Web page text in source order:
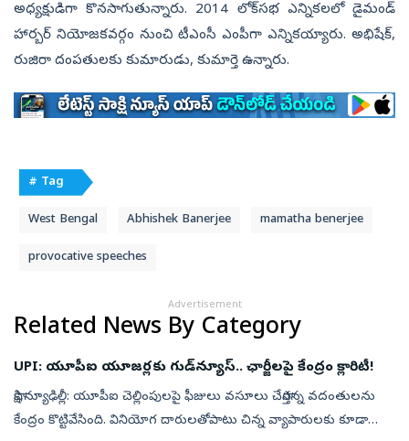
అధ్యక్షుడిగా కొన‌సాగుతున్నారు. 2014 లోక్‌సభ ఎన్నికలలో డైమండ్
హార్బర్ నియోజకవర్గం నుంచి టీఎంసీ ఎంపీగా ఎన్నిక‌య్యారు. అభిషేక్‌,
రుజిరా దంప‌తుల‌కు కుమారుడు, కుమార్తె ఉన్నారు.
# Tag
West Bengal Abhishek Banerjee mamatha benerjee
provocative speeches
Advertisement
Related News By Category
UPI: యూపీఐ యూజర్లకు గుడ్‌న్యూస్.. ఛార్జీలపై కేంద్రం క్లారిటీ!
సాక్షి,న్యూఢిల్లీ: యూపీఐ చెల్లింపులపై ఫీజులు వసూలు చేస్తారన్న వదంతులను
కేంద్రం కొట్టివేసింది. వినియోగ దారులతోపాటు చిన్న వ్యాపారులకు కూడా